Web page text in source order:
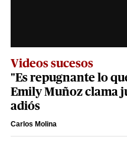
Videos sucesos
"Es repugnante lo
Emily Muñoz clama
adiós
Carlos Molina